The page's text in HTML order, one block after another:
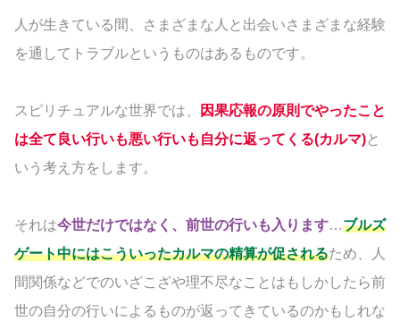
人が生きている間、さまざまな人と出会いさまざまな経験
を通してトラブルというものはあるものです。
スピリチュアルな世界では、
因果応報の原則でやったこと
は全て良い行いも悪い行いも自分に返ってくる(カルマ)と
いう考え方をします。
それは今世だけではなく、前世の行いも入ります…ブルズ
ゲート中にはこういったカルマの精算が促されるため、人
間関係などでのいざこざや理不尽なことはもしかしたら前
世の自分の行いによるものが返ってきているのかもしれな